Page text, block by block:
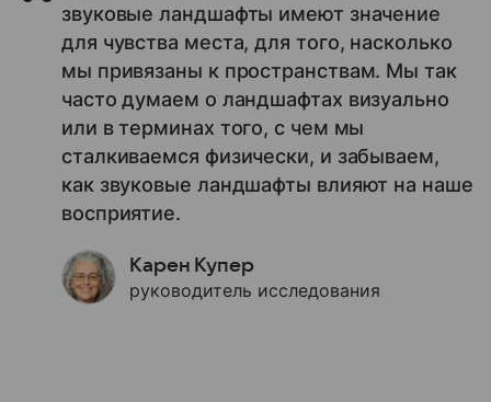
звуковые ландшафты имеют значение
для чувства места, для того, насколько
мы привязаны к пространствам. Мы так
часто думаем о ландшафтах визуально
или в терминах того, с чем мы
сталкиваемся физически, и забываем,
как звуковые ландшафты влияют на наше
восприятие.
Карен Купер
руководитель исследования